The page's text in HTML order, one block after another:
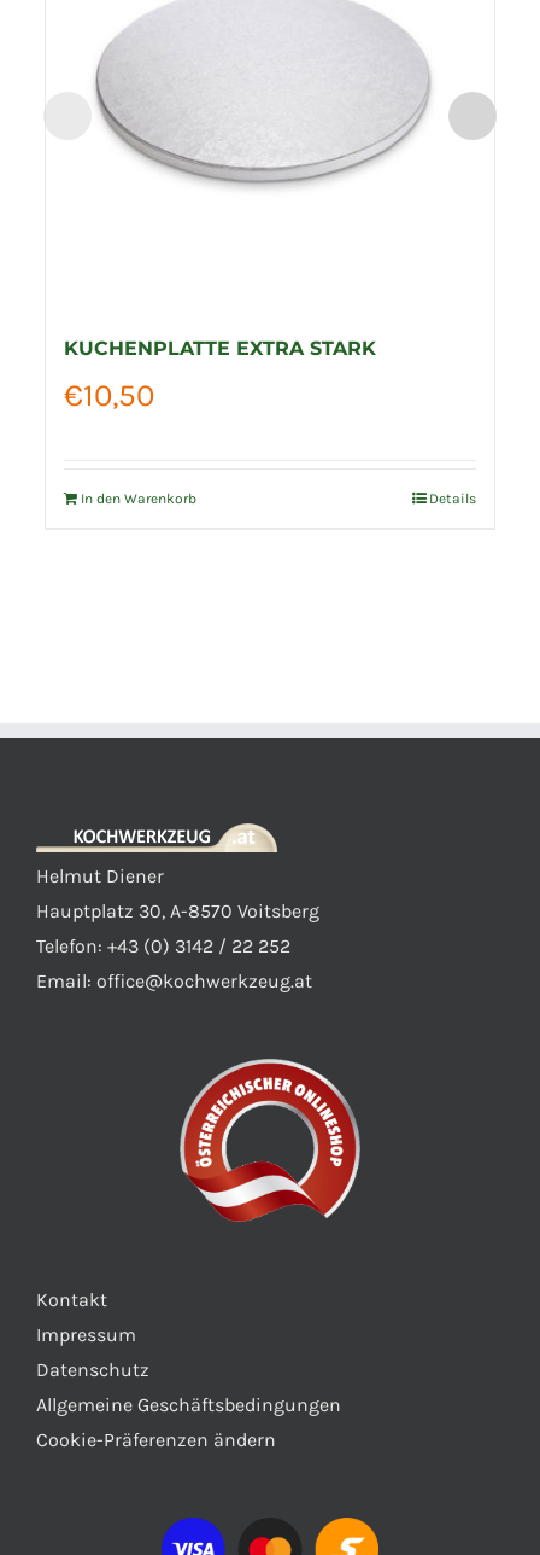
KUCHENPLATTE EXTRA STARK
€10,50
In den Warenkorb Details
Helmut Diener
Hauptplatz 30, A-8570 Voitsberg
Telefon: +43 (0) 3142 / 22 252
Email: office@kochwerkzeug.at
Kontakt
Impressum
Datenschutz
Allgemeine Geschäftsbedingungen
Cookie-Präferenzen ändern